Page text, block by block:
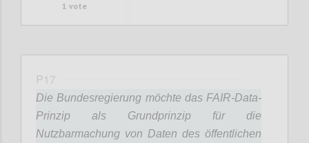
1 vote
P17
Die Bundesregierung möchte das FAIR-Data-
Prinzip als Grundprinzip für die
Nutzbarmachung von Daten des öffentlichen